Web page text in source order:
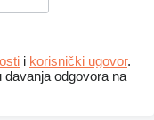
i korisnički ugovor.
odgovora na